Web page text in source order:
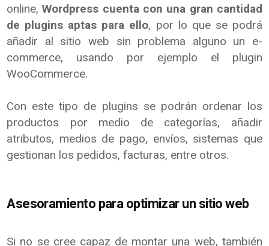
online,Wordpress cuenta con una gran cantidad
de plugins aptas para ello, por lo que se podrá
añadir al sitio web sin problema alguno un e-
commerce, usando por ejemplo el plugin
WooCommerce.
Con este tipo de plugins se podrán ordenar los
productos por medio de categorías, añadir
atributos, medios de pago, envíos, sistemas que
gestionan los pedidos, facturas, entre otros.
Asesoramiento para optimizar un sitio web
Si no se cree capaz de montar una web, también